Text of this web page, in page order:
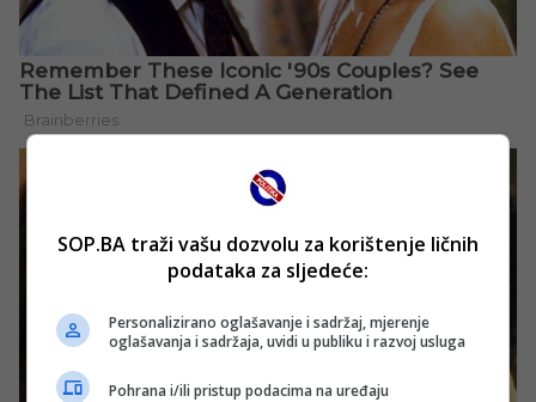
SOP.BA traži vašu dozvolu za korištenje ličnih
podataka za sljedeće:
Personalizirano oglašavanje i sadržaj, mjerenje
oglašavanja i sadržaja, uvidi u publiku i razvoj usluga
Pohrana i/ili pristup podacima na uređaju